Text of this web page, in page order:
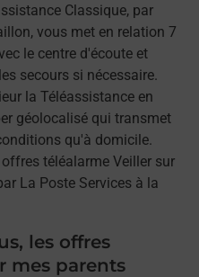
Classique, par
vous met en relation 7
le centre d'écoute et
secours si nécessaire.
la Téléassistance en
géolocalisé qui transmet
qu'à domicile.
téléalarme Veiller sur
La Poste Services à la
les offres
mes parents